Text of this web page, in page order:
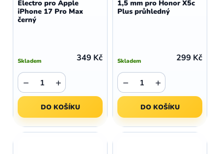
Electro pro Apple
iPhone 17 Pro Max
černý
Skladem 349 Kč
+
−
DO KOŠÍKU
1,5 mm pro Honor X5c
Plus průhledný
Skladem 299 Kč
+
−
DO KOŠÍKU